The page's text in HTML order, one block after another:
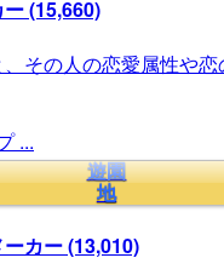
ー(15,660)
その人の恋愛属性や
...
遊園
地
カー(13,010)